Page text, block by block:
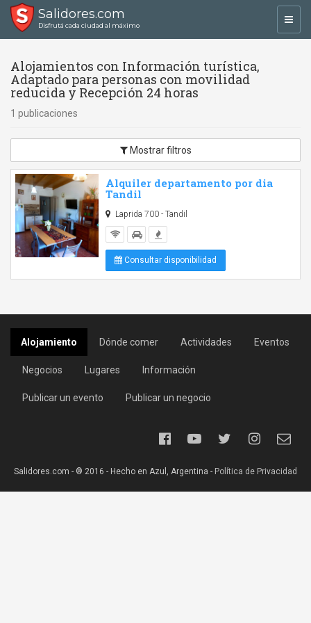
Salidores.com
Disfrutá cada ciudad al máximo
Alojamientos con Información turística,
Adaptado para personas con movilidad
reducida y Recepción 24 horas
1 publicaciones
Mostrar filtros
Alquiler departamento por dia
Tandil
Laprida 700 - Tandil
Consultar disponibilidad
Alojamiento Dónde comer Actividades Eventos
Negocios Lugares Información
Publicar un evento Publicar un negocio
Salidores.com - ® 2016 - Hecho en Azul, Argentina - Política de Privacidad